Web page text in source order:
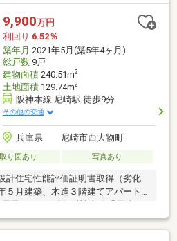
9,900万円
利回り 6.52％
築年月 2021年5月(築5年4ヶ月)
総戸数9戸
建物面積240.51m2
土地面積129.74m2
阪神本線 尼崎駅 徒歩9分
その他の交通
兵庫県 尼崎市西大物町
り図あり 写真あり
計住宅性能評価証明書取得（劣化
５月建築、木造３階建てアパート□
崎」駅からは「大阪梅田」「近鉄
可能